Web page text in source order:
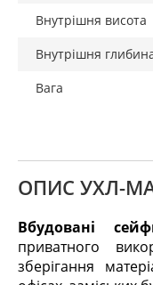
Внутрішня висота
Внутрішня
Вага
ОПИС УХЛ-
Вбудовані
приватного
зберігання